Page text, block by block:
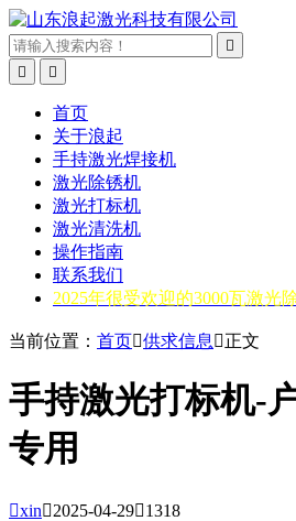



首页
关于浪起
手持激光焊接机
激光除锈机
激光打标机
激光清洗机
操作指南
联系我们
2025年很受欢迎的3000瓦激光
当前位置： 首页供求信息 正文
手持激光打标机-
专用
xin2025-04-291318